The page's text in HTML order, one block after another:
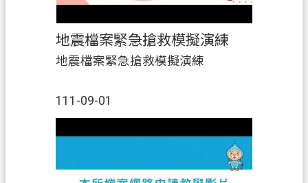
📅#展覽時間：#自111年8月31日至
111年11月30日止。|🏢#展覽地點：
#桃園市桃園地政事務所3樓及4樓辦
公廳舍。|2️⃣展覽期間免費提供團體
服務。|☎️ #預約專線：03-
地震檔案緊急搶救模擬演練
111-09-01
地震檔案緊急搶救模擬演練